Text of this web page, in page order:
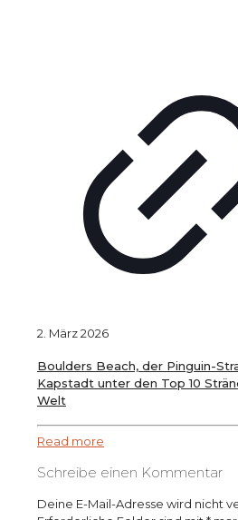
2. März 2026
Boulders Beach, der Pinguin-
Kapstadt unter den Top 10
Welt
Read more
Schreibe einen Kommentar
Deine E-Mail-Adresse wird nicht